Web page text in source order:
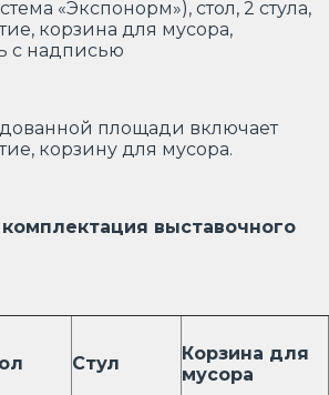
«Экспонорм»), стол, 2 стула,
корзина для мусора,
с надписью
площади включает
корзину для мусора.
выставочного
Стул
Корзина для
мусора